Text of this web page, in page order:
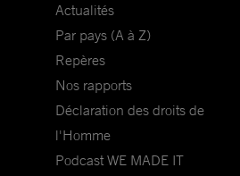
Actualités
Par pays (A à Z)
Repères
Nos rapports
Déclaration des droits de
l'Homme
Podcast WE MADE IT